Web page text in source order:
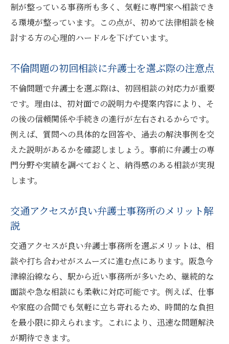
的確なアドバイスをくれる弁護士の見極め
方
今後の人生を支える弁護士選びのポイント
制が整っている事務所も多く、気軽に専門家へ相談でき
る環境が整っています。この点が、初めて法律相談を検
討する方の心理的ハードルを下げています。
不倫問題の初回相談に弁護士を選ぶ際の注意点
不倫問題で弁護士を選ぶ際は、初回相談の対応力が重要
です。理由は、初対面での説明力や提案内容により、そ
の後の信頼関係や手続きの進行が左右されるからです。
例えば、質問への具体的な回答や、過去の解決事例を交
えた説明があるかを確認しましょう。事前に弁護士の専
門分野や実績を調べておくと、納得感のある相談が実現
します。
交通アクセスが良い弁護士事務所のメリット解
説
交通アクセスが良い弁護士事務所を選ぶメリットは、相
談や打ち合わせがスムーズに進む点にあります。阪急今
津線沿線なら、駅から近い事務所が多いため、継続的な
面談や急な相談にも柔軟に対応可能です。例えば、仕事
や家庭の合間でも気軽に立ち寄れるため、時間的な負担
を最小限に抑えられます。これにより、迅速な問題解決
が期待できます。